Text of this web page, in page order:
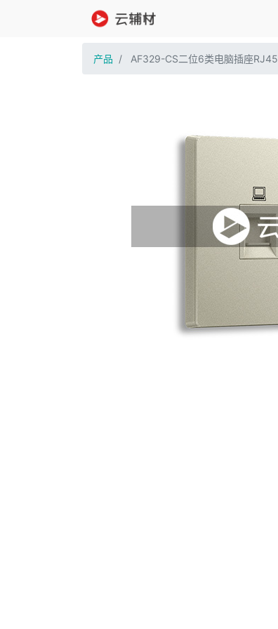
产品 AF329-CS二位6类电脑插座RJ45